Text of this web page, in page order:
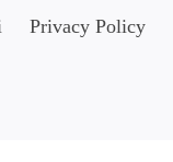
Privacy Policy